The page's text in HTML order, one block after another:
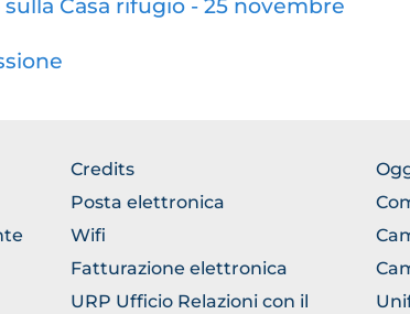
Casa rifugio - 25 novembre
FOOTER
GENERICO
Credits
Posta elettronica
Wifi
Fatturazione elettronica
URP Ufficio Relazioni con il